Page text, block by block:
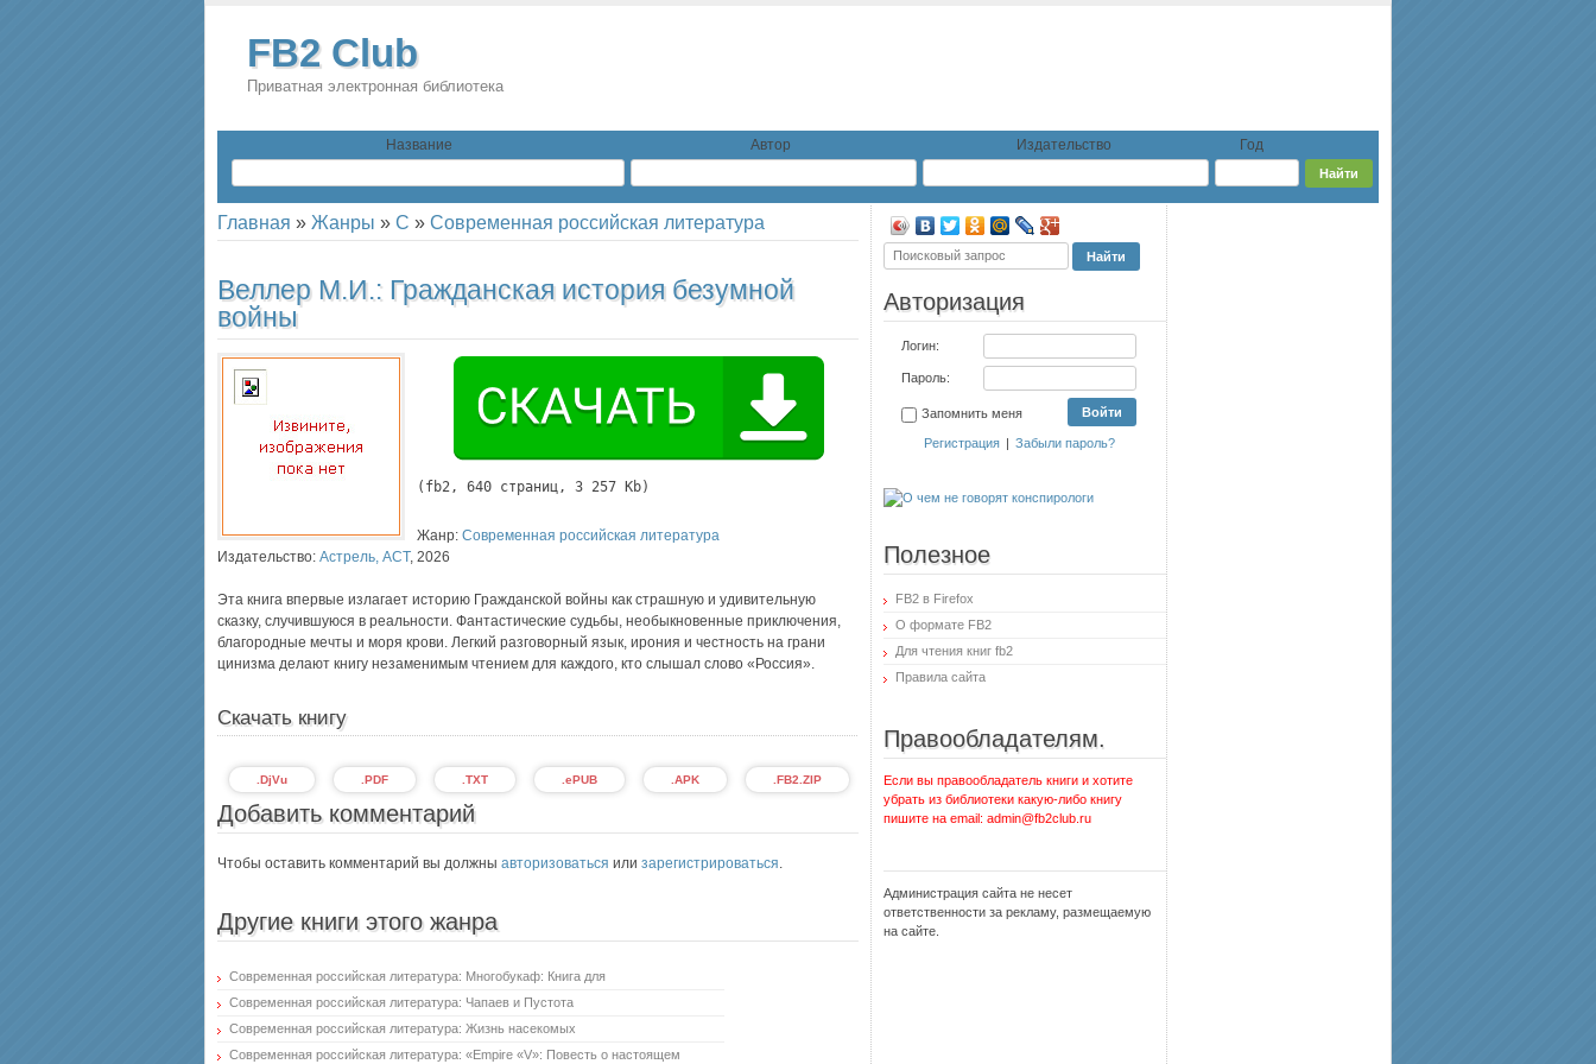
FB2 Club
Приватная электронная библиотека
Название Автор Издательство Год
Главная » Жанры » С » Современная российская литература
Веллер М.И.: Гражданская история безумной
войны
( fb2, 640 страниц, 3 257 Kb)
Жанр: Современная российская литература
Издательство: Астрель, АСТ, 2026
Эта книга впервые излагает историю Гражданской войны как страшную и удивительную
сказку, случившуюся в реальности. Фантастические судьбы, необыкновенные приключения,
благородные мечты и моря крови. Легкий разговорный язык, ирония и честность на грани
цинизма делают книгу незаменимым чтением для каждого, кто слышал слово «Россия».
Скачать книгу
.FB2.ZIP
.APK
.ePUB
.TXT
.PDF
.DjVu
Добавить комментарий
Чтобы оставить комментарий вы должны авторизоваться или зарегистрироваться.
Другие книги этого жанра
Современная российская литература: Многобукаф: Книга для
Современная российская литература: Чапаев и Пустота
Современная российская литература: Жизнь насекомых
Современная российская литература: «Empire «V»: Повесть о настоящем
Авторизация
Логин:
Пароль:
Запомнить меня
Регистрация | Забыли пароль?
Полезное
FB2 в Firefox
О формате FB2
Для чтения книг fb2
Правила сайта
Правообладателям.
Если вы правообладатель книги и хотите
убрать из библиотеки какую-либо книгу
пишите на email: admin@fb2club.ru
Администрация сайта не несет
ответственности за рекламу, размещаемую
на сайте.